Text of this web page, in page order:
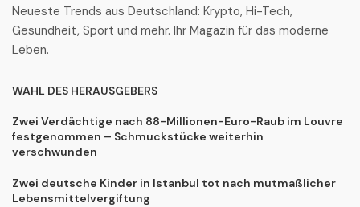
Neueste Trends aus Deutschland: Krypto, Hi-Tech,
Gesundheit, Sport und mehr. Ihr Magazin für das moderne
Leben.
WAHL DES HERAUSGEBERS
Zwei Verdächtige nach 88-Millionen-Euro-Raub im Louvre
festgenommen – Schmuckstücke weiterhin
verschwunden
Zwei deutsche Kinder in Istanbul tot nach mutmaßlicher
Lebensmittelvergiftung